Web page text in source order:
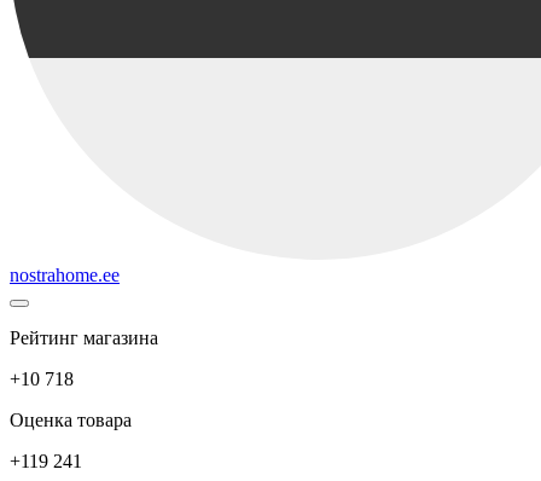
nostrahome.ee
Рейтинг магазина
+10 718
Оценка товара
+119 241